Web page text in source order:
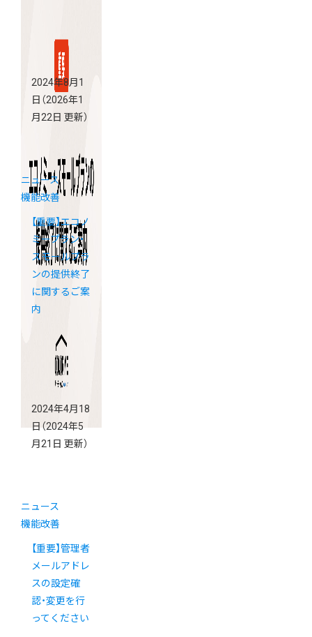
2024年8月1
日 （2026年1
月22日 更新）
ニュース
機能改善
【重要】エコノ
ミープラン・
スモールプラ
ンの提供終了
に関するご案
内
2024年4月18
日（2024年5
月21日 更新）
ニュース
機能改善
【重要】管理者
メールアドレ
スの設定確
認・変更を行
ってください